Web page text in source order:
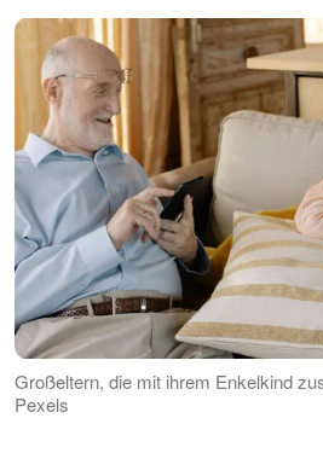
Großeltern, die mit ihrem Enkelkind
Pexels